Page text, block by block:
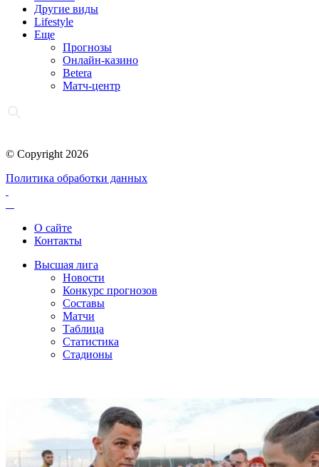
Другие виды
Lifestyle
Еще
Прогнозы
Онлайн-казино
Betera
Матч-центр
© Copyright 2026
Политика обработки данных
О сайте
Контакты
Высшая лига
Новости
Конкурс прогнозов
Составы
Матчи
Таблица
Статистика
Стадионы